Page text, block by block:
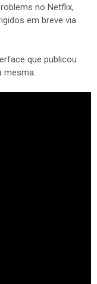
no Netflix,
em breve via
que publicou
mesma.